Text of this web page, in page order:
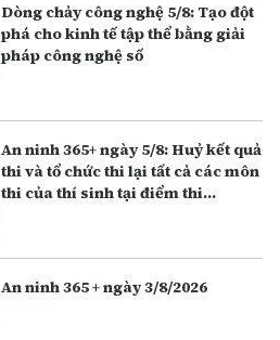
Dòng chảy công nghệ 5/8: Tạo đột
phá cho kinh tế tập thể bằng giải
pháp công nghệ số
An ninh 365+ ngày 5/8: Huỷ kết quả
thi và tổ chức thi lại tất cả các môn
thi của thí sinh tại điểm thi
An ninh 365 + ngày 3/8/2026